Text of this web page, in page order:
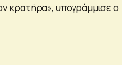
κρατήρα», υπογράμμισε ο